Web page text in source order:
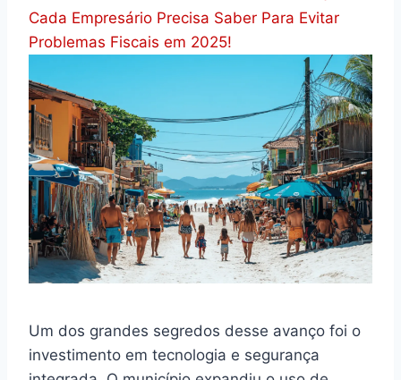
Cada Empresário Precisa Saber Para Evitar
Problemas Fiscais em 2025!
Um dos grandes segredos desse avanço foi o
investimento em tecnologia e segurança